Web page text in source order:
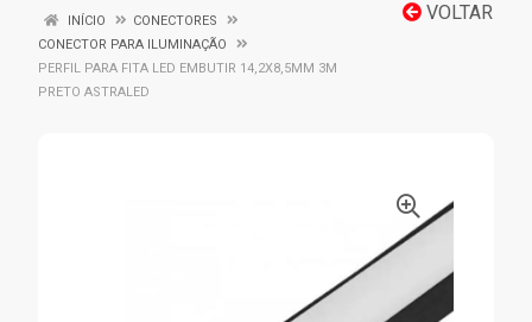
VOLTAR
INÍCIO
CONECTORES
CONECTOR PARA ILUMINAÇÃO
PERFIL PARA FITA LED EMBUTIR 14,2X8,5MM 3M
PRETO ASTRALED